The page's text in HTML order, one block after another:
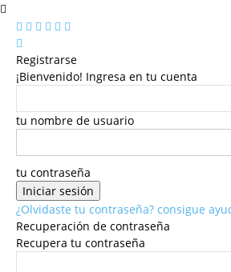
Registrarse
¡Bienvenido! Ingresa en tu cuenta
tu nombre de usuario
tu contraseña
¿Olvidaste tu contraseña? consigue
Recuperación de contraseña
Recupera tu contraseña